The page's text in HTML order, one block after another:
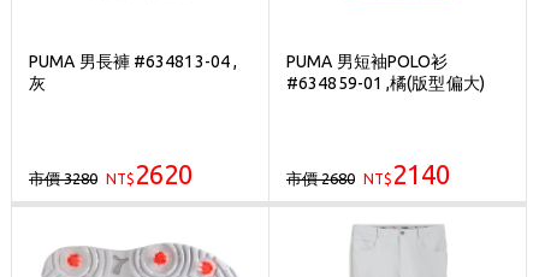
PUMA 男長褲 #634813-04 ,
灰
市價 3280 NT$ 2620
PUMA 男短袖POLO衫
#634859-01 ,橘(版型偏大)
市價 2680 NT$ 2140